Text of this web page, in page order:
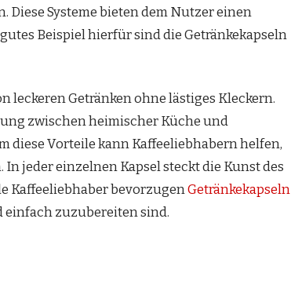
Diese Systeme bieten dem Nutzer einen
Beispiel hierfür sind die Getränkekapseln
leckeren Getränken ohne lästiges Kleckern.
zwischen heimischer Küche und
diese Vorteile kann Kaffeeliebhabern helfen,
jeder einzelnen Kapsel steckt die Kunst des
Kaffeeliebhaber bevorzugenGetränkekapseln
einfach zuzubereiten sind.